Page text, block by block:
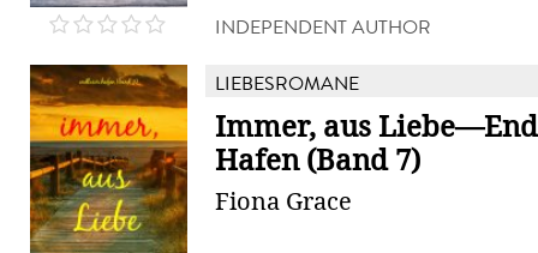
INDEPENDENT AUTHOR
LIEBESROMANE
Immer, aus
Hafen (Band 7)
Fiona Grace